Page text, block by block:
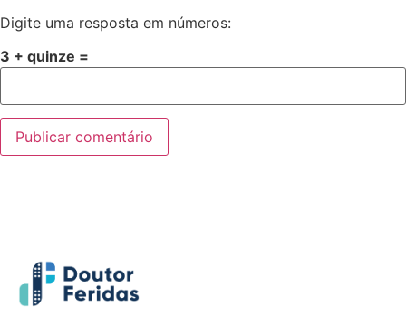
Digite uma resposta em números:
3 + quinze =